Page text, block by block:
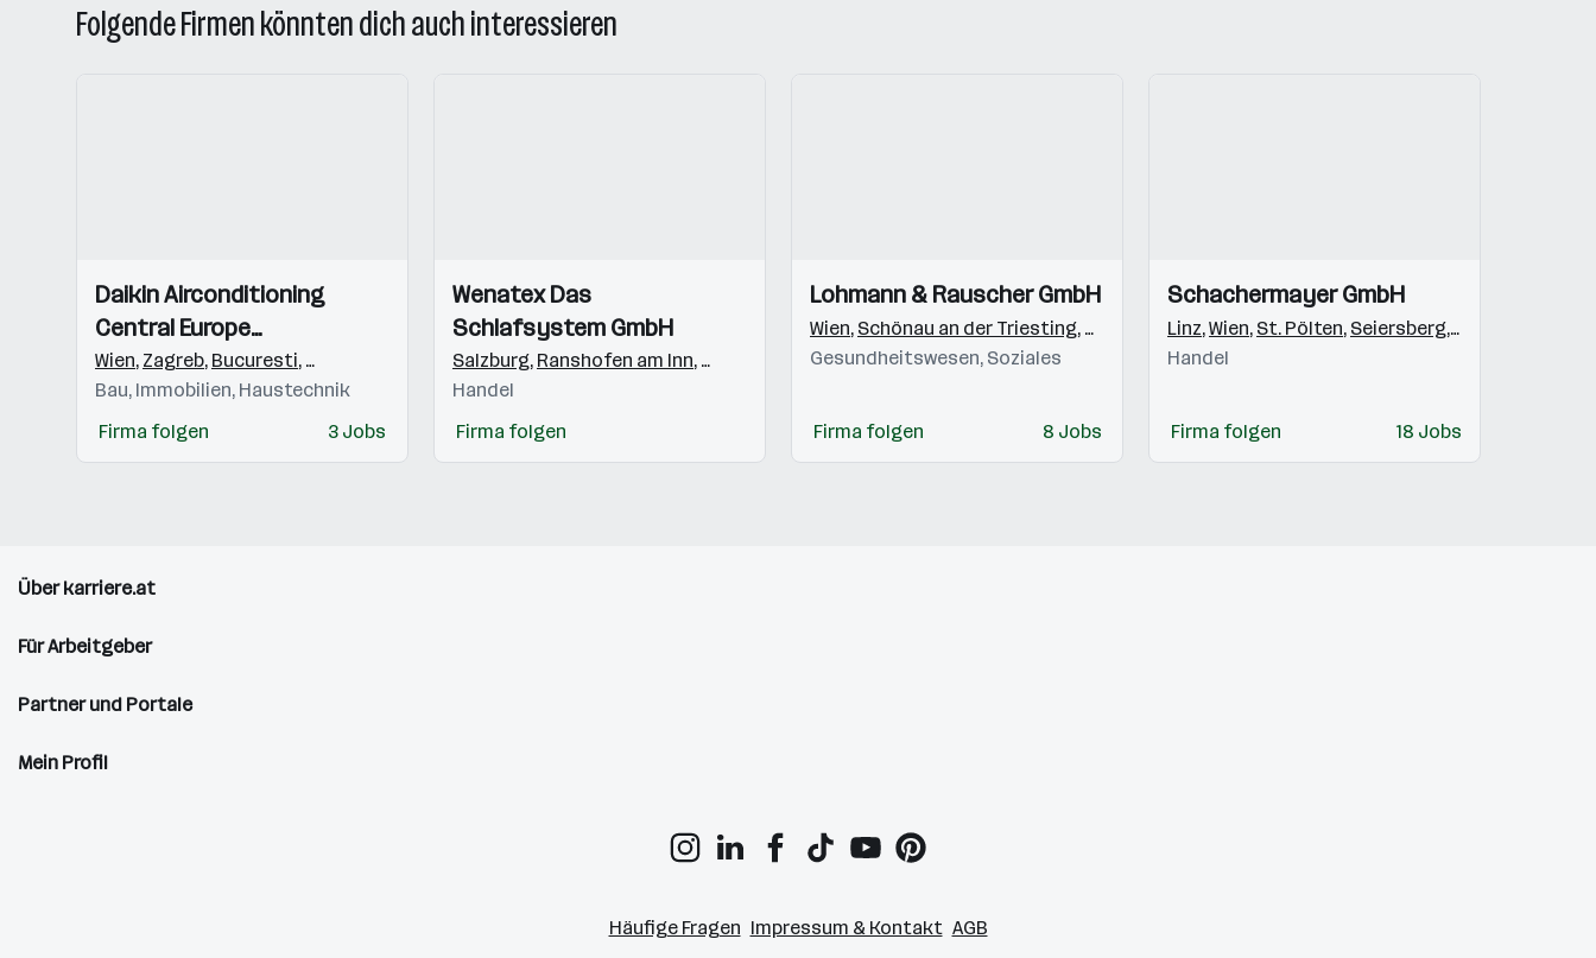
Folgende Firmen könnten dich auch interessieren
Videos
Einblicke
Einblicke
Daikin Airconditioning
Central Europe
HandelsgmbH
Wien, Zagreb, Bucuresti, Budapest Praha 4-Michle, Bratislava, Warschau
Beograd
Bau, Immobilien, Haustechnik
Firma folgen
3 Jobs
Videos
Einblicke
Einblicke
Wenatex Das
Schlafsystem GmbH
Salzburg, Ranshofen am Inn, Freilassing Langenhagen,München,Brixen (BZ)
Staad (SG)
Handel
Firma folgen
Videos
Einblicke
Einblicke
Lohmann & Rauscher GmbH
Wien, Schönau an der Triesting, Graz
Gesundheitswesen, Soziales
Firma folgen 8 Jobs
Videos
Einblicke
Einblicke
Schachermayer GmbH
Linz,Wien, St. Pölten, Seiersberg,Villach
Handel
Firma folgen 18 Jobs
Über karriere.at
Für Arbeitgeber
Partner und Portale
Mein Profil
Häufige Fragen Impressum & Kontakt AGB